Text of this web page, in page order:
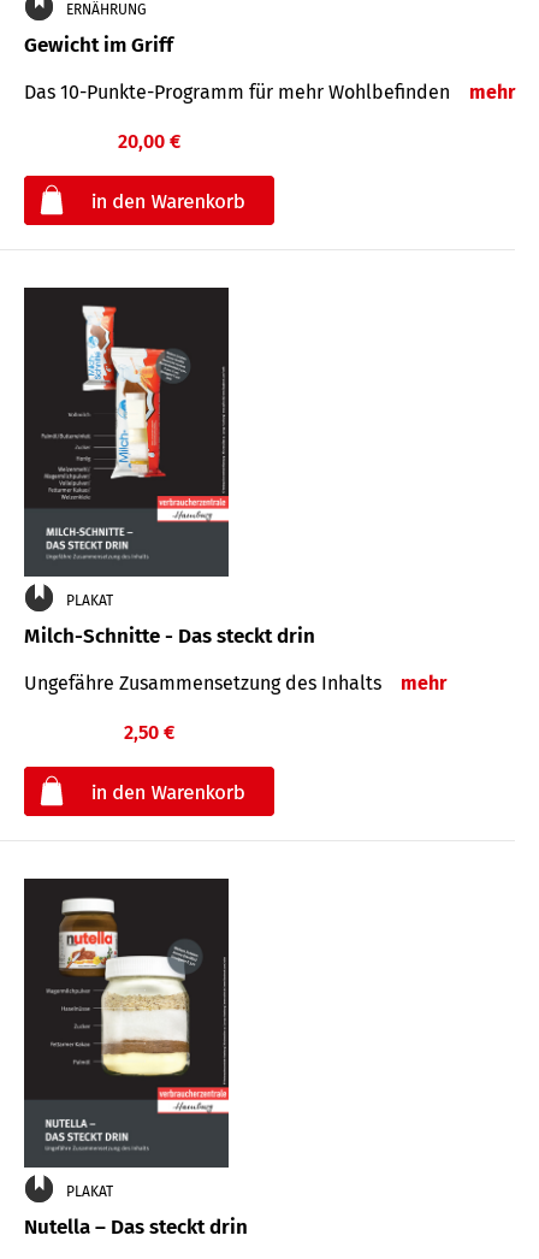
ERNÄHRUNG
Gewicht im Griff
Das 10-Punkte-Programm für mehr Wohlbefinden mehr
20,00 €
PLAKAT
Milch-Schnitte - Das steckt drin
Ungefähre Zu­sammen­setzung des Inhalts mehr
2,50 €
PLAKAT
Nutella – Das steckt drin